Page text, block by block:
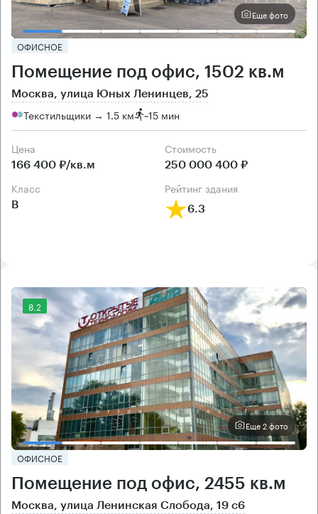
Еще фото
ОФИСНОЕ
Помещение под офис, 1502 кв.м
Москва, улица Юных Ленинцев, 25
Текстильщики → 1.5 км ~15 мин
Цена
166 400 ₽/кв.м
Cтоимость
250 000 400 ₽
класс
B
рейтинг здания
6.3
8.2
Еще 2 фото
ОФИСНОЕ
Помещение под офис, 2455 кв.м
Москва, улица Ленинская Слобода, 19 с6